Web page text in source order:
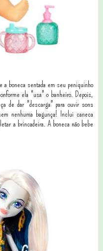
a boneca sentada em seu peniquinho
ela "usa" o banheiro. Depois,
de dar "descarga" para ouvir sons
nenhuma bagunça! Inclui caneca
a brincadeira. A boneca não bebe